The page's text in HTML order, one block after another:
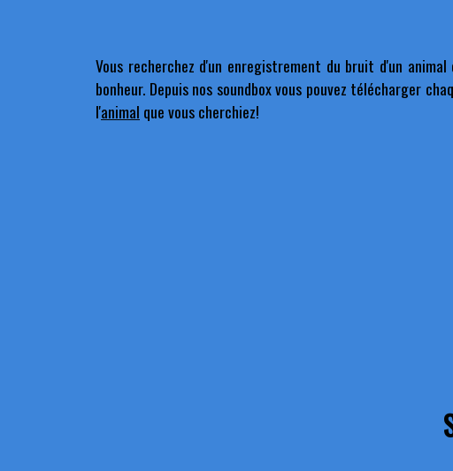
Vous recherchez d'un enregistrement du bruit d'un
bonheur. Depuis nos soundbox vous pouvez télécharger
l'animal que vous cherchiez!